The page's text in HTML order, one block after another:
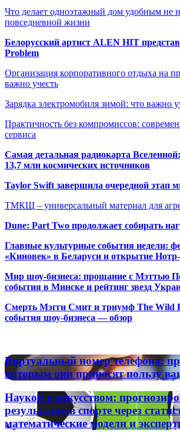
Что делает одноэтажный дом удобным не
повседневной жизни
Белорусский артист ALEN HIT
Problem
Организация корпоративного отдыха на
важно учесть
Зарядка электромобиля зимой: что важно
Практичность без компромиссов:
сервиса
Самая детальная радиокарта
13,7 млн космических источников
Taylor Swift завершила очередной этап
ТМКЩ – универсальный материал для
Dune: Part Two продолжает собирать
Главные культурные события недели:
«Киновек» в Беларуси и открытие
Мир шоу-бизнеса: прощание с Мэттью
события в Минске и рейтинг звезд
Смерть Мэгги Смит и триумф The Wild
события шоу-бизнеса — обзор
Виртуальный
номер
телефона:
причины,
по
которым
они
приносят
Виртуальный номер телефона:
которым они приносят пользу
Наукой
и
искусством:
прогнозирование
Наукой и искусством:
результатов в спорте через
математические модели и